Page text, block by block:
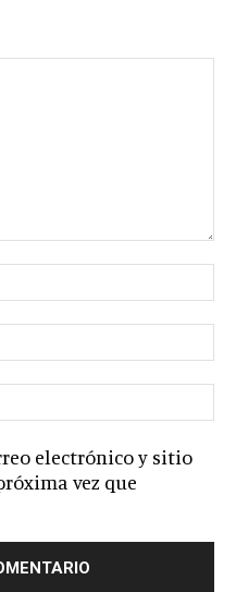
electrónico y sitio
vez que